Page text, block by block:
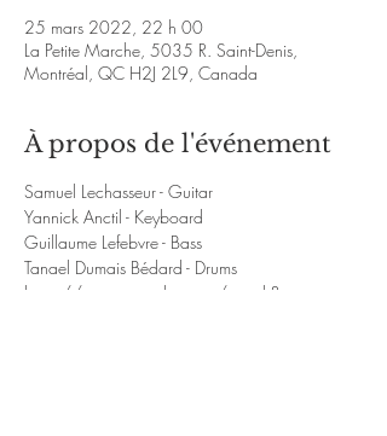
25 mars 2022, 22 h 00
La Petite Marche, 5035 R. Saint-Denis,
Montréal, QC H2J 2L9, Canada
À propos de l'événement
Samuel Lechasseur - Guitar
Yannick Anctil - Keyboard
Guillaume Lefebvre - Bass
Tanael Dumais Bédard - Drums
https://www.youtube.com/watch?